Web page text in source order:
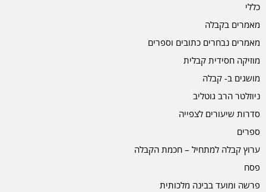
כללי
מאמרים בקבלה
מאמרים נבחרים כתובים וספרים
מוזיקה חסידית קבלית
מושגים ב- קבלה
ניוזלטר הרב גוטליב
סדרות שיעורים לצפייה
ספרים
ערוץ קבלה למתחיל – חכמת הקבלה
פסח
פרשה ומועד בבינה מלכותית